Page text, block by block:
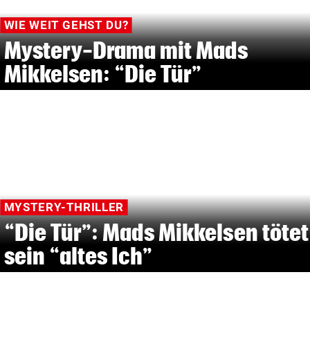
WIE WEIT GEHST DU?
Mystery-Drama mit Mads
Mikkelsen: “Die Tür”
MYSTERY-THRILLER
“Die Tür”: Mads Mikkelsen tötet
sein “altes Ich”